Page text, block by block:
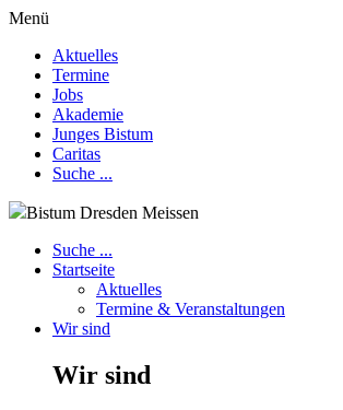
Menü
Aktuelles
Termine
Jobs
Akademie
Junges Bistum
Caritas
Suche ...
Bistum Dresden Meissen
Suche ...
Startseite
Aktuelles
Termine & Veranstaltungen
Wir sind
Wir sind